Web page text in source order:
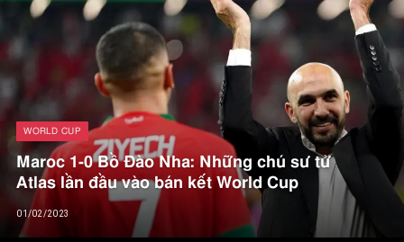
WORLD CUP
Maroc 1-0 Bồ Đào Nha: Những chú sư tử
Atlas lần đầu vào bán kết World Cup
01/02/2023